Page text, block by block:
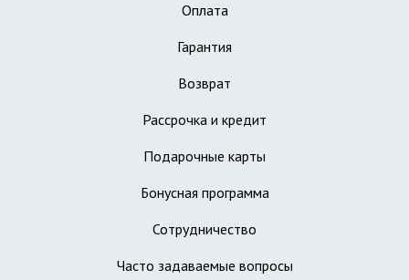
Оплата
Гарантия
Возврат
Рассрочка и кредит
Подарочные карты
Бонусная программа
Сотрудничество
Часто задаваемые вопросы